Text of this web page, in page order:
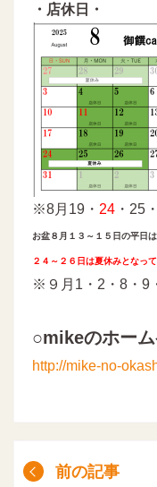
・店休日・
※8月19・ 24 ・25
お盆８月１３～１５日の平日
２４～２６日は夏休みとなっ
※９月1・2・8・9
○mikeのホー
http://mike-no-
前の記事